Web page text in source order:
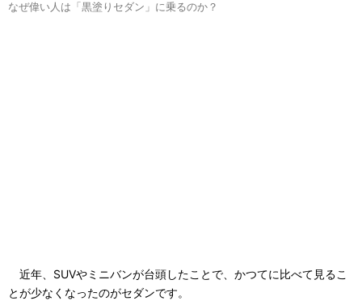
なぜ偉い人は「黒塗りセダン」に乗るのか？
近年、SUVやミニバンが台頭したことで、かつてに比べて見るこ
とが少なくなったのがセダンです。